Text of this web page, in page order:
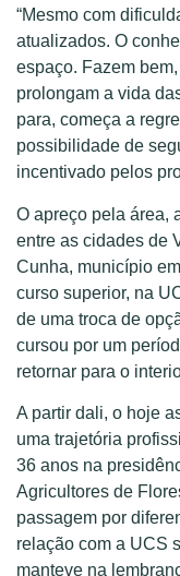
“Mesmo com
atualizados. O
espaço. Fazem
prolongam a vida
para, começa a
possibilidade de
incentivado pelos
O apreço pela área,
entre as cidades de
Cunha, município
curso superior, na
de uma troca de
cursou por um
retornar para o
A partir dali, o hoje
uma trajetória
36 anos na
Agricultores de
passagem por
relação com a UCS
manteve na